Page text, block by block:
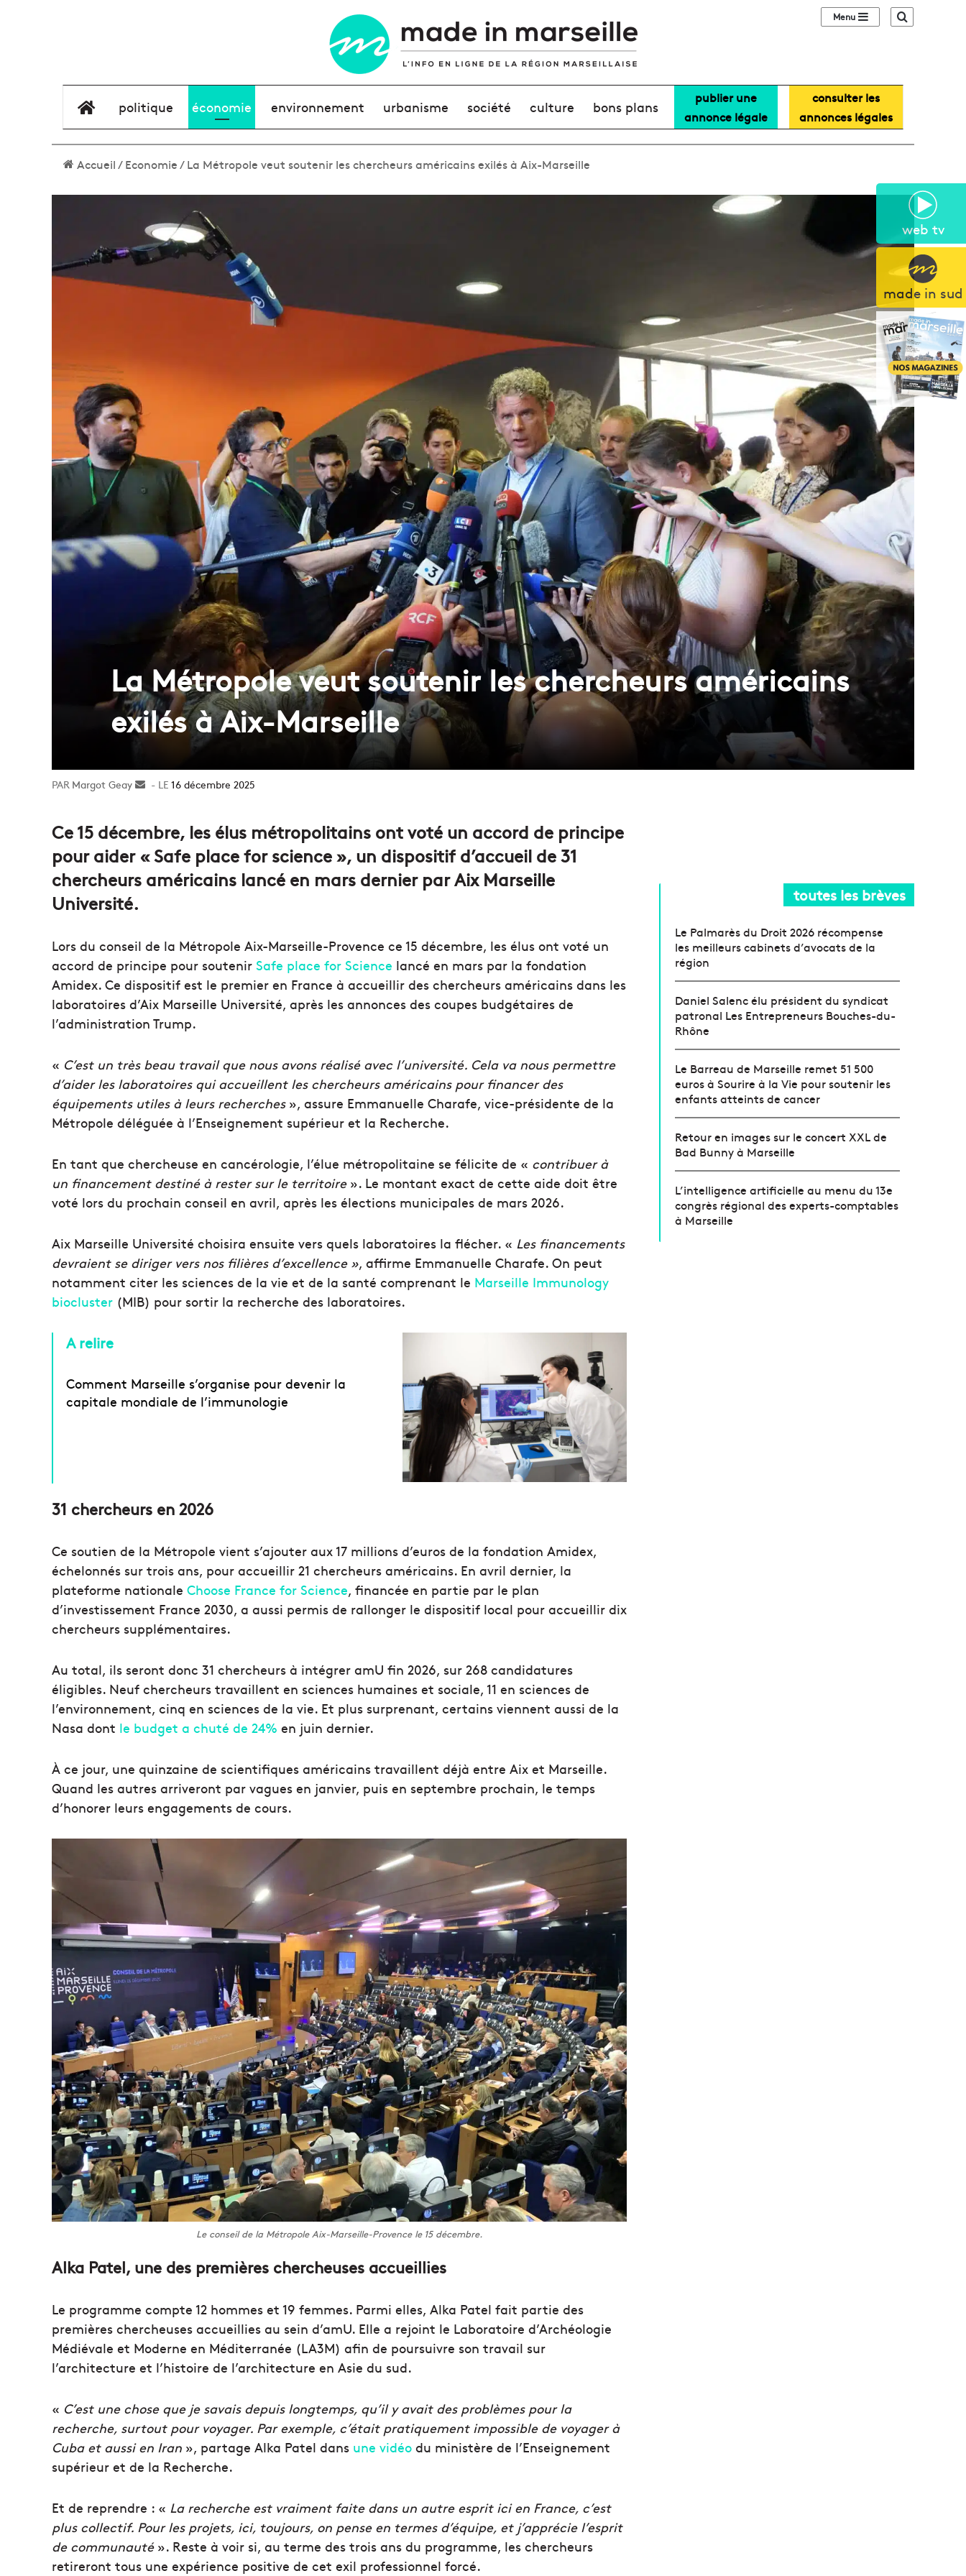
web tv
made in sud
Sidebar (barre
élément de menu
politique économie environnement urbanisme société culture bons plans
publier une
annonce légale
consulter les
annonces légales
Accueil/Economie/La Métropole veut soutenir les chercheurs américains exilés à Aix-Marseille
La Métropole veut soutenir les chercheurs américains
exilés à Aix-Marseille
Margot Geay
Envoyer16 décembre 2025
Ce 15 décembre, les élus métropolitains ont voté un accord de principe
pour aider « Safe place for science », un dispositif d’accueil de 31
chercheurs américains lancé en mars dernier par Aix Marseille
Université.
Lors du conseil de la Métropole Aix-Marseille-Provence ce 15 décembre, les élus ont voté un
accord de principe pour soutenir Safe place for Science lancé en mars par la fondation
Amidex. Ce dispositif est le premier en France à accueillir des chercheurs américains dans les
laboratoires d’Aix Marseille Université, après les annonces des coupes budgétaires de
l’administration Trump.
« C’est un très beau travail que nous avons réalisé avec l’université. Cela va nous permettre
d’aider les laboratoires qui accueillent les chercheurs américains pour financer des
équipements utiles à leurs recherches», assure Emmanuelle Charafe, vice-présidente de la
Métropole déléguée à l’Enseignement supérieur et la Recherche.
En tant que chercheuse en cancérologie, l’élue métropolitaine se félicite de « contribuer à
un financement destiné à rester sur le territoire». Le montant exact de cette aide doit être
voté lors du prochain conseil en avril, après les élections municipales de mars 2026.
Aix Marseille Université choisira ensuite vers quels laboratoires la flécher. « Les financements
devraient se diriger vers nos filières d’excellence », affirme Emmanuelle Charafe. On peut
notamment citer les sciences de la vie et de la santé comprenant le Marseille Immunology
biocluster (MIB) pour sortir la recherche des laboratoires.
A relire
Comment Marseille s’organise pour devenir la
capitale mondiale de l’immunologie
31 chercheurs en 2026
Ce soutien de la Métropole vient s’ajouter aux 17 millions d’euros de la fondation Amidex,
échelonnés sur trois ans, pour accueillir 21 chercheurs américains. En avril dernier, la
plateforme nationale Choose France for Science, financée en partie par le plan
d’investissement France 2030, a aussi permis de rallonger le dispositif local pour accueillir dix
chercheurs supplémentaires.
Au total, ils seront donc 31 chercheurs à intégrer amU fin 2026, sur 268 candidatures
éligibles. Neuf chercheurs travaillent en sciences humaines et sociale, 11 en sciences de
l’environnement, cinq en sciences de la vie. Et plus surprenant, certains viennent aussi de la
Nasa dont le budget a chuté de 24% en juin dernier.
À ce jour, une quinzaine de scientifiques américains travaillent déjà entre Aix et Marseille.
Quand les autres arriveront par vagues en janvier, puis en septembre prochain, le temps
d’honorer leurs engagements de cours.
Le conseil de la Métropole Aix-Marseille-Provence le 15 décembre.
Alka Patel, une des premières chercheuses accueillies
Le programme compte 12 hommes et 19 femmes. Parmi elles, Alka Patel fait partie des
premières chercheuses accueillies au sein d’amU. Elle a rejoint le Laboratoire d’Archéologie
Médiévale et Moderne en Méditerranée (LA3M) afin de poursuivre son travail sur
l’architecture et l’histoire de l’architecture en Asie du sud.
« C’est une chose que je savais depuis longtemps, qu’il y avait des problèmes pour la
recherche, surtout pour voyager. Par exemple, c’était pratiquement impossible de voyager à
Cuba et aussi en Iran », partage Alka Patel dans une vidéo du ministère de l’Enseignement
supérieur et de la Recherche.
Et de reprendre : « La recherche est vraiment faite dans un autre esprit ici en France, c’est
plus collectif. Pour les projets, ici, toujours, on pense en termes d’équipe, et j’apprécie l’esprit
de communauté». Reste à voir si, au terme des trois ans du programme, les chercheurs
retireront tous une expérience positive de cet exil professionnel forcé.
toutes les brèves
Le Palmarès du Droit 2026 récompense
les meilleurs cabinets d’avocats de la
région
Daniel Salenc élu président du syndicat
patronal Les Entrepreneurs Bouches-du-
Rhône
Le Barreau de Marseille remet 51 500
euros à Sourire à la Vie pour soutenir les
enfants atteints de cancer
Retour en images sur le concert XXL de
Bad Bunny à Marseille
L’intelligence artificielle au menu du 13e
congrès régional des experts-comptables
à Marseille